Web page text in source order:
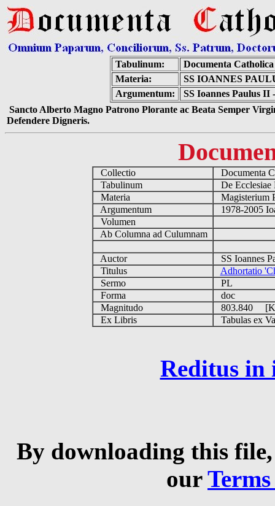
Tabulinum:
Documenta
Materia:
SS IOANNES
Argumentum:
SS Ioannes Paulus
Sancto Alberto Magno Patrono Plorante ac Beata Semper
Defendere Digneris.
Collectio
Documenta
Tabulinum
De
Materia
Magisterium
Argumentum
1978-2005
Volumen
Ab Columna ad Culumnam
Auctor
SS Ioannes
Titulus
Adhortatio
Sermo
PL
Forma
doc
Magnitudo
803.840
Ex Libris
Tabulas ex
Reditus in
By downloading this
our